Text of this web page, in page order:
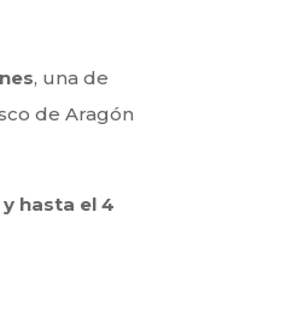
, una de
de Aragón
hasta el 4